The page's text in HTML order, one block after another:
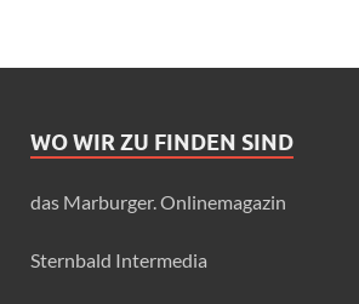
WO WIR ZU FINDEN SIND
das Marburger. Onlinemagazin
Sternbald Intermedia